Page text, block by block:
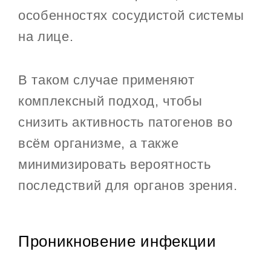
особенностях сосудистой системы
на лице.
В таком случае применяют
комплексный подход, чтобы
снизить активность патогенов во
всём организме, а также
минимизировать вероятность
последствий для органов зрения.
Проникновение инфекции